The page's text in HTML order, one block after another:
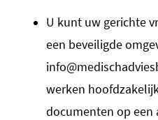
U kunt uw gerichte
een beveiligde
werken
documenten op een